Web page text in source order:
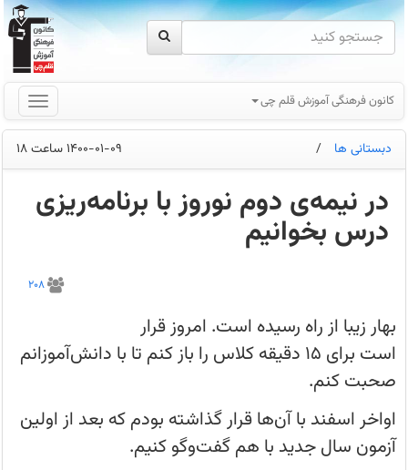
کانون فرهنگی آموزش قلم چی
دبستانی ها / 1400-01-09 ساعت 18
در نیمه‌ی دوم نوروز با برنامه‌ریزی
درس بخوانیم
رسیده
است.
قرار
برای
دقیقه
کلاس
را
باز
208
بهار زیبا از راه رسیده است. امروز قرار
است برای ۱۵ دقیقه کلاس را باز کنم تا با دانش‌آموزانم
صحبت کنم.
اواخر اسفند با آن‌ها قرار گذاشته بودم که بعد از اولین
آزمون سال جدید با هم گفت‌وگو کنیم.